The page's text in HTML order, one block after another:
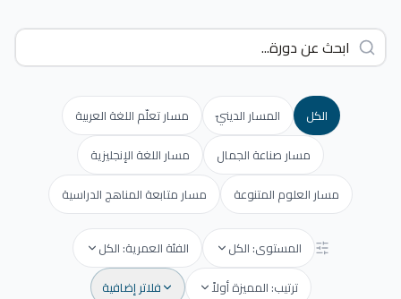
الكل المسار الدينيّ
مسار تعلّم اللغة العربية
مسار صناعة الجمال
مسار اللغة الإنجليزية
مسار العلوم المتنوعة
مسار متابعة المناهج الدراسية
المستوى: الكل
الفئة العمرية: الكل
ترتيب: المميزة أولاً
فلاتر إضافية